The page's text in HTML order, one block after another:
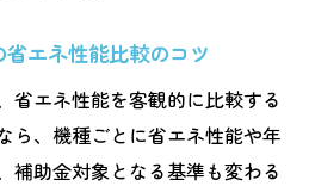
エネ性能比較のコツ
省エネ性能を客観的に比較する
ら、機種ごとに省エネ性能や年
補助金対象となる基準も変わる